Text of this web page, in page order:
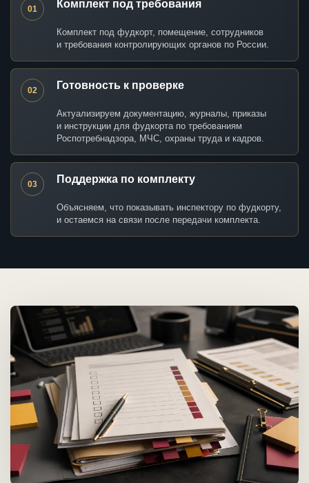
01 Комплект под требования
Комплект под фудкорт, помещение, сотрудников
и требования контролирующих органов по России.
02 Готовность к проверке
Актуализируем документацию, журналы, приказы
и инструкции для фудкорта по требованиям
Роспотребнадзора, МЧС, охраны труда и кадров.
03 Поддержка по комплекту
Объясняем, что показывать инспектору по фудкорту,
и остаемся на связи после передачи комплекта.